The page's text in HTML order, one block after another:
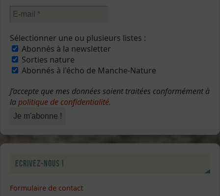
Sélectionner une ou plusieurs listes :
Abonnés à la newsletter
Sorties nature
Abonnés à l'écho de Manche-Nature
J’accepte que mes données soient traitées conformément à
lapolitique de confidentialité.
Ecrivez-nous !
Formulaire de contact